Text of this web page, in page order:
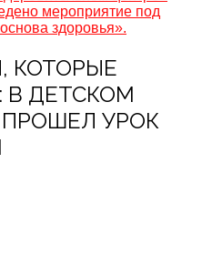
мероприятие под
здоровья».
КОТОРЫЕ
ДЕТСКОМ
УРОК